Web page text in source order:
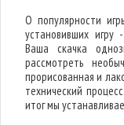
О популярности
установивших игру
Ваша скачка
рассмотреть
прорисованная и
технический
итог мы